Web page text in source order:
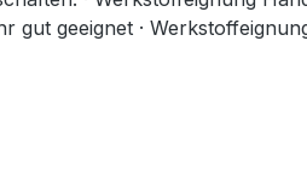
gut geeignet ·